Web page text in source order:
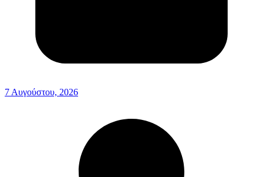
7 Αυγούστου, 2026